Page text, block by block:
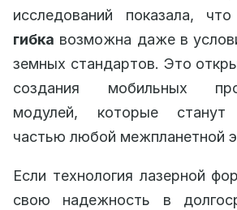
исследований показала, что
гибка возможна даже в
земных стандартов. Это
создания мобильных
модулей, которые станут
частью любой межпланетной
Если технология лазерной
свою надежность в